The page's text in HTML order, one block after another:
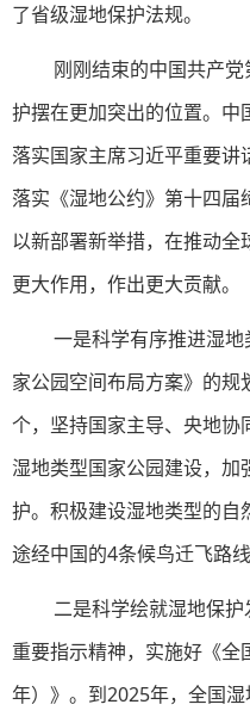
了省级湿地保护法规。
刚刚结束的中国共产
护摆在更加突出的位置。中
落实国家主席习近平重要
落实《湿地公约》第十四届
以新部署新举措，在推动
更大作用，作出更大贡献。
一是科学有序推进湿
家公园空间布局方案》的
个，坚持国家主导、央地
湿地类型国家公园建设，
护。积极建设湿地类型的自
途经中国的4条候鸟迁飞路
二是科学绘就湿地保
重要指示精神，实施好《
年）》。到2025年，全国